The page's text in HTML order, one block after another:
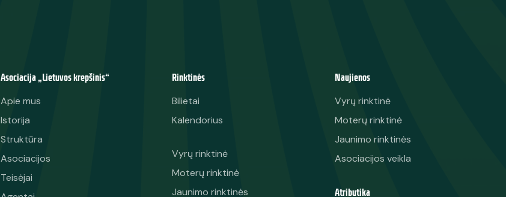
Asociacija „Lietuvos krepšinis“
Apie mus
Istorija
Struktūra
Asociacijos
Teisėjai
Rinktinės
Bilietai
Kalendorius
Vyrų rinktinė
Moterų rinktinė
Jaunimo rinktinės
Naujienos
Vyrų rinktinė
Moterų rinktinė
Jaunimo rinktinės
Asociacijos veikla
Atributika